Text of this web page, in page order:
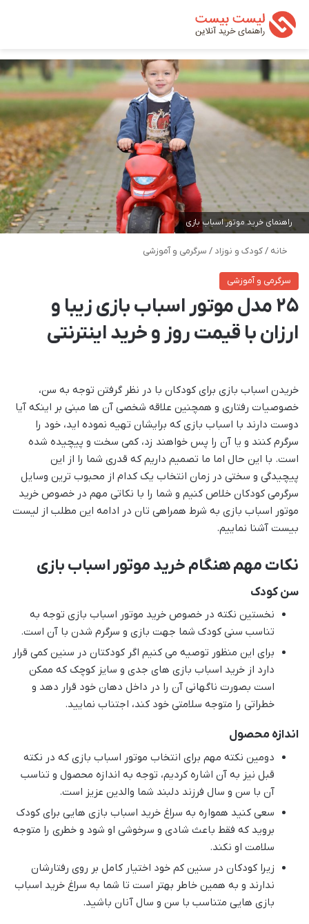
راهنمای خرید موتور اسباب بازی
خانه /کودک و نوزاد / سرگرمی و آموزشی
سرگرمی و آموزشی
25 مدل موتور اسباب بازی زیبا و
ارزان با قیمت روز و خرید اینترنتی
خریدن اسباب بازی برای کودکان با در نظر گرفتن توجه به سن،
خصوصیات رفتاری و همچنین علاقه شخصی آن ها مبنی بر اینکه آیا
دوست دارند با اسباب بازی که برایشان تهیه نموده اید، خود را
سرگرم کنند و یا آن را پس خواهند زد، کمی سخت و پیچیده شده
است. با این حال اما ما تصمیم داریم که قدری شما را از این
پیچیدگی و سختی در زمان انتخاب یک کدام از محبوب ترین وسایل
سرگرمی کودکان خلاص کنیم و شما را با نکاتی مهم در خصوص خرید
موتور اسباب بازی به شرط همراهی تان در ادامه این مطلب از لیست
بیست آشنا نماییم.
نکات مهم هنگام خرید موتور اسباب بازی
سن کودک
نخستین نکته در خصوص خرید موتور اسباب بازی توجه به
تناسب سنی کودک شما جهت بازی و سرگرم شدن با آن است.
برای این منظور توصیه می کنیم اگر کودکتان در سنین کمی قرار
دارد از خرید اسباب بازی های جدی و سایز کوچک که ممکن
است بصورت ناگهانی آن را در داخل دهان خود قرار دهد و
خطراتی را متوجه سلامتی خود کند، اجتناب نمایید.
اندازه محصول
دومین نکته مهم برای انتخاب موتور اسباب بازی که در نکته
قبل نیز به آن اشاره کردیم، توجه به اندازه محصول و تناسب
آن با سن و سال فرزند دلبند شما والدین عزیز است.
سعی کنید همواره به سراغ خرید اسباب بازی هایی برای کودک
بروید که فقط باعث شادی و سرخوشی او شود و خطری را متوجه
سلامت او نکند.
زیرا کودکان در سنین کم خود اختیار کامل بر روی رفتارشان
ندارند و به همین خاطر بهتر است تا شما به سراغ خرید اسباب
بازی هایی متناسب با سن و سال آنان باشید.